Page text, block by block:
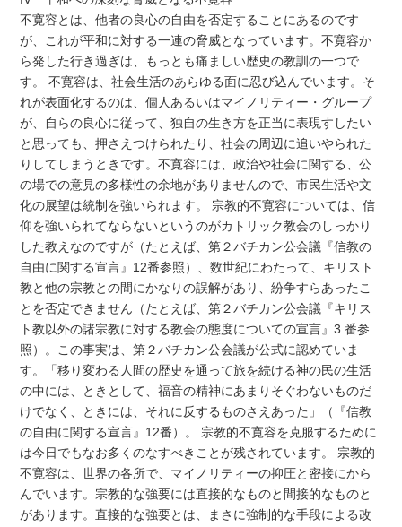
不寛容とは、他者の良心の自由を否定することにあるのです
が、これが平和に対する一連の脅威となっています。不寛容か
ら発した行き過ぎは、もっとも痛ましい歴史の教訓の一つで
す。 不寛容は、社会生活のあらゆる面に忍び込んでいます。そ
れが表面化するのは、個人あるいはマイノリティー・グループ
が、自らの良心に従って、独自の生き方を正当に表現すしたい
と思っても、押さえつけられたり、社会の周辺に追いやられた
りしてしまうときです。不寛容には、政治や社会に関する、公
の場での意見の多様性の余地がありませんので、市民生活や文
化の展望は統制を強いられます。 宗教的不寛容については、信
仰を強いられてならないというのがカトリック教会のしっかり
した教えなのですが（たとえば、第２バチカン公会議『信教の
自由に関する宣言』12番参照）、数世紀にわたって、キリスト
教と他の宗教との間にかなりの誤解があり、紛争すらあったこ
とを否定できません（たとえば、第２バチカン公会議『キリス
ト教以外の諸宗教に対する教会の態度についての宣言』3 番参
照）。この事実は、第２バチカン公会議が公式に認めていま
す。「移り変わる人間の歴史を通って旅を続ける神の民の生活
の中には、ときとして、福音の精神にあまりそぐわないものだ
けでなく、ときには、それに反するものさえあった」（『信教
の自由に関する宣言』12番）。 宗教的不寛容を克服するために
は今日でもなお多くのなすべきことが残されています。 宗教的
不寛容は、世界の各所で、マイノリティーの抑圧と密接にから
んでいます。宗教的な強要には直接的なものと間接的なものと
があります。直接的な強要とは、まさに強制的な手段による改